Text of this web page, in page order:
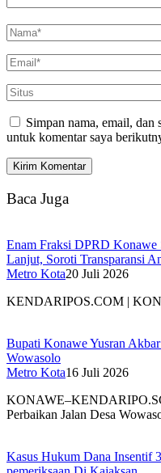
Simpan nama, email, dan
untuk komentar saya
Baca Juga
Enam Fraksi DPRD
Lanjut, Soroti Transparansi
Metro Kota20 Juli 2026
KENDARIPOS.COM |
Bupati Konawe Yusran
Wowasolo
Metro Kota16 Juli 2026
Perbaikan Jalan Desa
Kasus Hukum Dana Insentif